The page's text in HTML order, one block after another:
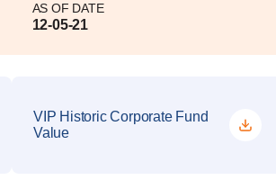
AS OF DATE
12-05-21
VIP Historic Corporate Fund
Value